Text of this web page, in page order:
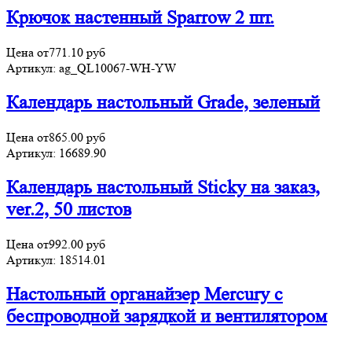
Крючок настенный Sparrow 2 шт.
Цена от771.10 руб
Артикул: ag_QL10067-WH-YW
Календарь настольный Grade, зеленый
Цена от865.00 руб
Артикул: 16689.90
Календарь настольный Sticky на заказ,
ver.2, 50 листов
Цена от992.00 руб
Артикул: 18514.01
Настольный органайзер Mercury c
беспроводной зарядкой и вентилятором